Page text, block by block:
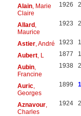
Alain, Marie
Claire
1926
Allard,
Maurice
1923
Astier, André 1923
Aubert, L 1877
Aubin,
Francine
1938
Auric,
Georges
1899
Aznavour,
Charles
1924